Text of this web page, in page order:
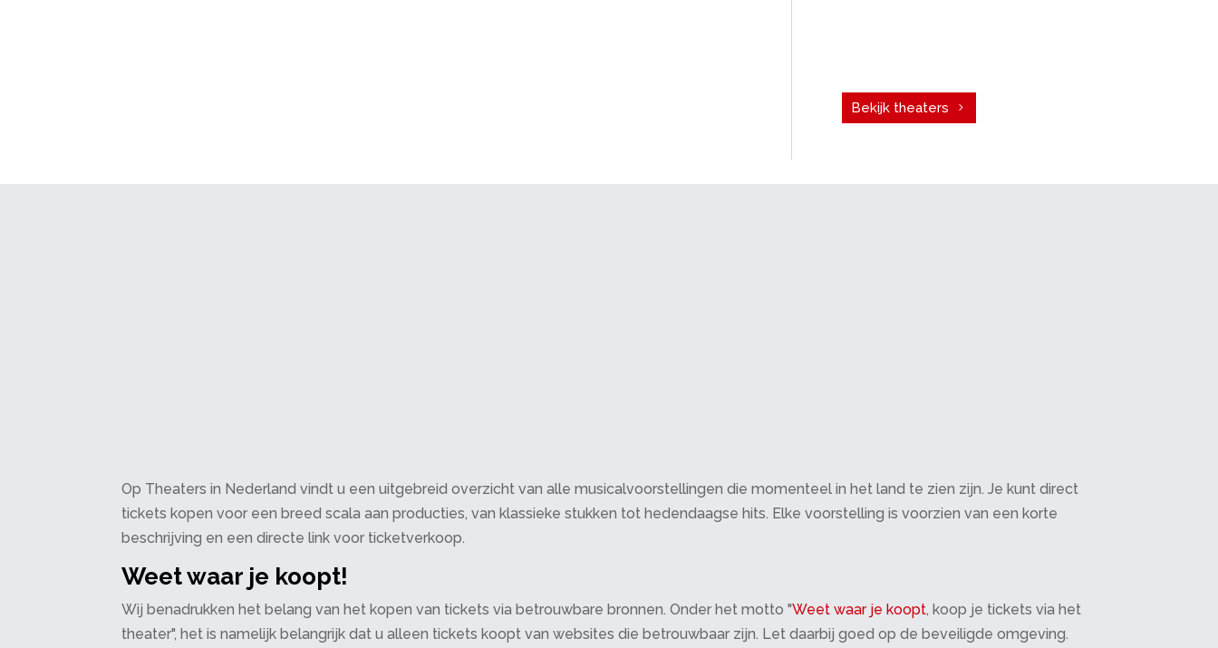
Bekijk theaters
Op Theaters in Nederland vindt u een uitgebreid overzicht van alle musicalvoorstellingen die momenteel in het land te zien zijn. Je kunt direct
tickets kopen voor een breed scala aan producties, van klassieke stukken tot hedendaagse hits. Elke voorstelling is voorzien van een korte
beschrijving en een directe link voor ticketverkoop.
Weet waar je koopt!
Wij benadrukken het belang van het kopen van tickets via betrouwbare bronnen. Onder het motto "Weet waar je koopt, koop je tickets via het
theater", het is namelijk belangrijk dat u alleen tickets koopt van websites die betrouwbaar zijn. Let daarbij goed op de beveiligde omgeving.